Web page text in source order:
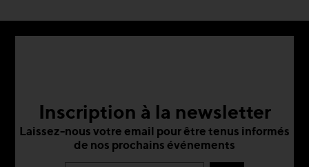
Inscription à la newsletter
Laissez-nous votre email pour être tenus informés
de nos prochains événements